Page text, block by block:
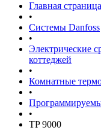
Главная страница
•
Системы Danfoss
•
Электрические
коттеджей
•
Комнатные
•
•
TP 9000